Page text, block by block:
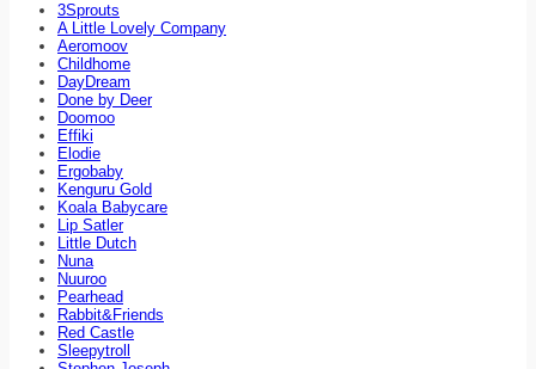
3Sprouts
A Little Lovely Company
Aeromoov
Childhome
DayDream
Done by Deer
Doomoo
Effiki
Elodie
Ergobaby
Kenguru Gold
Koala Babycare
Lip Satler
Little Dutch
Nuna
Nuuroo
Pearhead
Rabbit&Friends
Red Castle
Sleepytroll